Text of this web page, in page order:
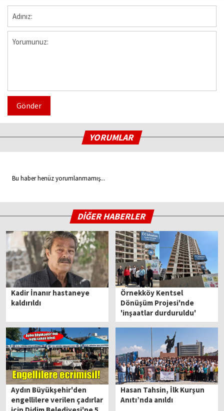
Gönder
YORUMLAR
Bu haber henüz yorumlanmamış...
DİĞER HABERLER
Kadir İnanır hastaneye
kaldırıldı
Örnekköy Kentsel
Dönüşüm Projesi'nde
'inşaatlar durduruldu'
tepkisi
Aydın Büyükşehir'den
engellilere verilen çadırlar
Hasan Tahsin, İlk Kurşun
Anıtı’nda anıldı